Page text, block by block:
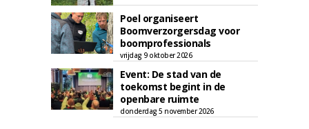
Poel organiseert
Boomverzorgersdag voor
boomprofessionals
vrijdag 9 oktober 2026
Event: De stad van de
toekomst begint in de
openbare ruimte
donderdag 5 november 2026